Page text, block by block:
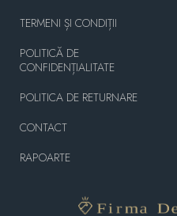
TERMENI ȘI CONDIȚII
POLITICĂ DE
CONFIDENȚIALITATE
POLITICA DE RETURNARE
CONTACT
RAPOARTE